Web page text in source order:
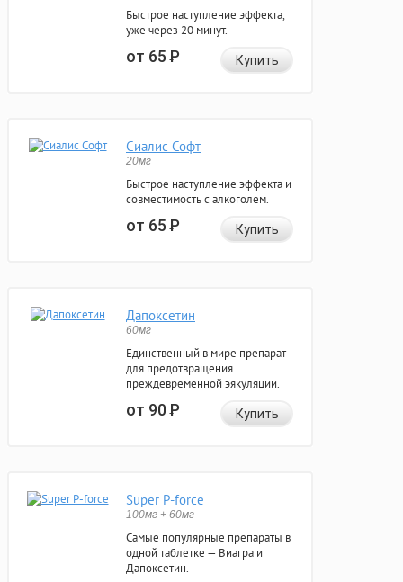
Быстрое наступление эффекта,
уже через 20 минут.
от 65Р Купить
Сиалис Софт
20мг
Быстрое наступление эффекта и
совместимость с алкоголем.
от 65Р Купить
Дапоксетин
60мг
Единственный в мире препарат
для предотвращения
преждевременной эякуляции.
от 90Р Купить
Super P-force
100мг + 60мг
Самые популярные препараты в
одной таблетке — Виагра и
Дапоксетин.